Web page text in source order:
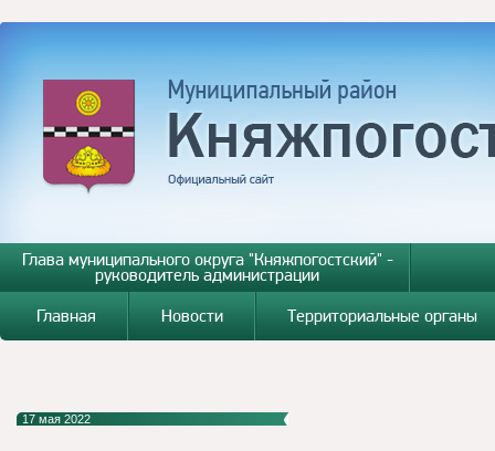
Глава муниципального округа "Княжпогостский" -
руководитель администрации
Главная
Новости Территориальные органы
17 мая 2022